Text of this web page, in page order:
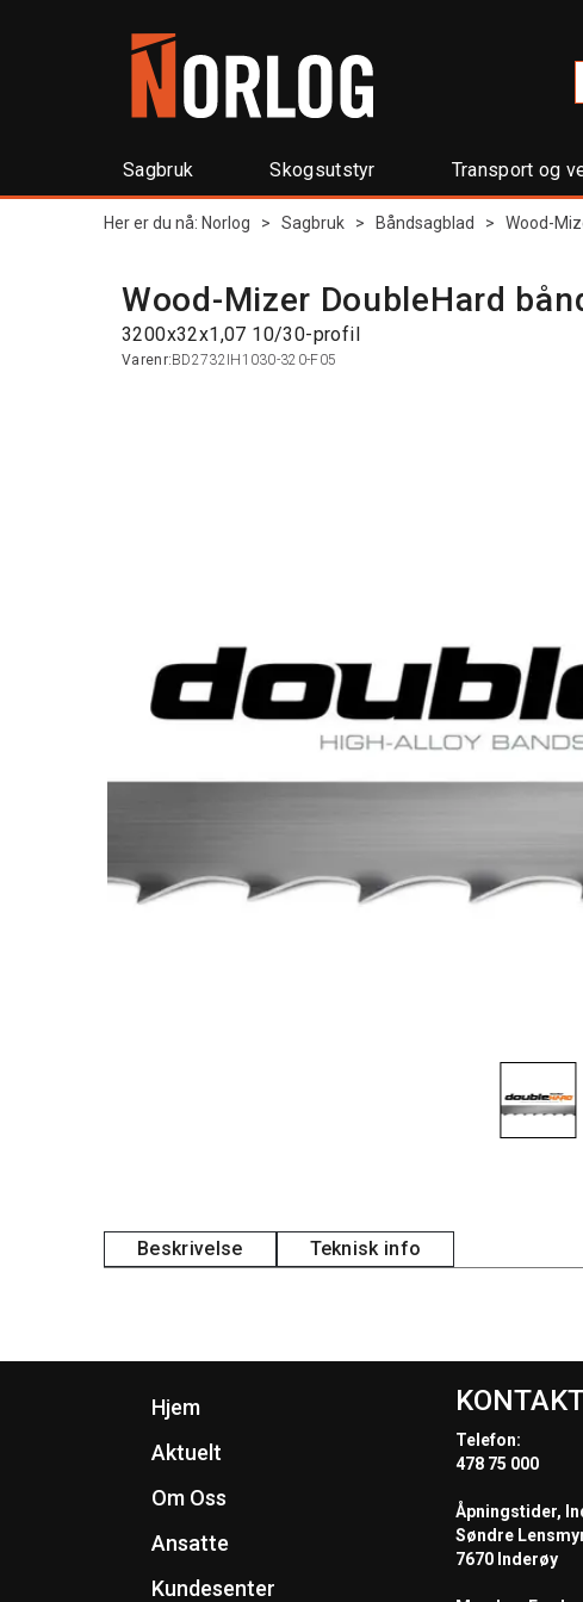
Sagbruk Skogsutstyr Transport og
Her er du nå: Norlog > Sagbruk > Båndsagblad > Wood-
Wood-Mizer DoubleHard
3200x32x1,07 10/30-profil
Varenr:BD2732IH1030-320-F05
Beskrivelse Teknisk info
Hjem
Aktuelt
Om Oss
Ansatte
Kundesenter
Telefon:
478 75 000
Åpningstider,
Søndre
7670 Inderøy